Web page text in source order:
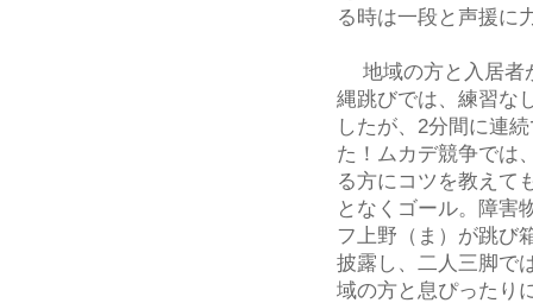
る時は一段と声援に
地域の方と入居者
縄跳びでは、練習な
したが、2分間に連
た！ムカデ競争では
る方にコツを教えて
となくゴール。障害
フ上野（ま）が跳び
披露し、二人三脚で
域の方と息ぴったり